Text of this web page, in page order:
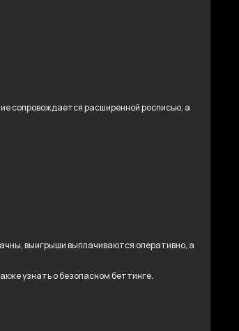
сопровождается расширенной росписью, а
выигрыши выплачиваются оперативно, а
узнать о безопасном беттинге.